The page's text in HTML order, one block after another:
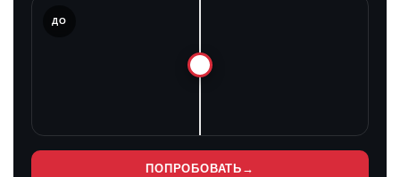
ДО
ПОПРОБОВАТЬ →